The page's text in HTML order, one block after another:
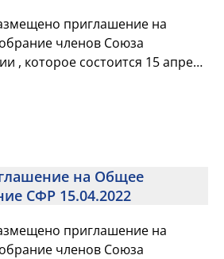
приглашение на
членов Союза
, которое состоится 15 апреля
инс...
на Общее
СФР 15.04.2022
приглашение на
членов Союза